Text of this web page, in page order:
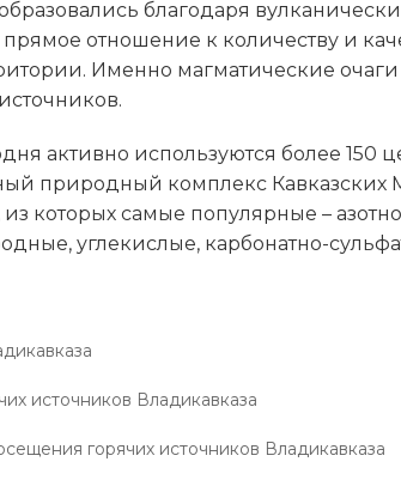
благодаря
отношение к количеству и
Именно магматические очаги
активно используются более 150
природный комплекс Кавказских
которых самые популярные –
углекислые, карбонатно-
источников Владикавказа
горячих источников Владикавказа